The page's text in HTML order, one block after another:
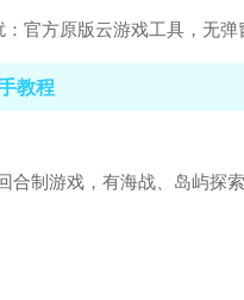
官方原版云游戏工具，无
教程
合制游戏，有海战、岛屿探